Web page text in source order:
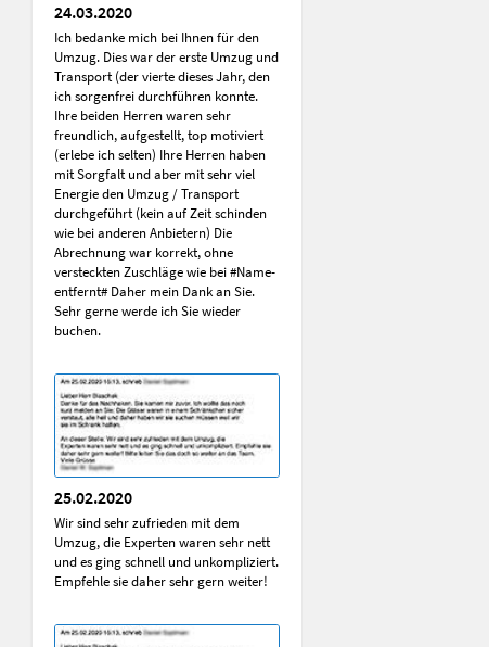
24.03.2020
Ich bedanke mich bei Ihnen für den
Umzug. Dies war der erste Umzug und
Transport (der vierte dieses Jahr, den
ich sorgenfrei durchführen konnte.
Ihre beiden Herren waren sehr
freundlich, aufgestellt, top motiviert
(erlebe ich selten) Ihre Herren haben
mit Sorgfalt und aber mit sehr viel
Energie den Umzug / Transport
durchgeführt (kein auf Zeit schinden
wie bei anderen Anbietern) Die
Abrechnung war korrekt, ohne
versteckten Zuschläge wie bei #Name-
entfernt# Daher mein Dank an Sie.
Sehr gerne werde ich Sie wieder
buchen.
25.02.2020
Wir sind sehr zufrieden mit dem
Umzug, die Experten waren sehr nett
und es ging schnell und unkompliziert.
Empfehle sie daher sehr gern weiter!